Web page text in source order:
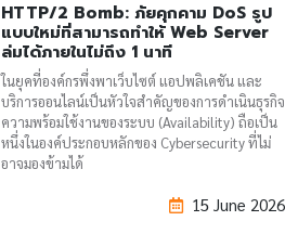
HTTP/2 Bomb: ภัยคุกคาม DoS รูป
แบบใหม่ที่สามารถทำให้ Web Server
ล่มได้ภายในไม่ถึง 1 นาที
ในยุคที่องค์กรพึ่งพาเว็บไซต์ แอปพลิเคชัน และ
บริการออนไลน์เป็นหัวใจสำคัญของการดำเนินธุรกิจ
ความพร้อมใช้งานของระบบ (Availability) ถือเป็น
หนึ่งในองค์ประกอบหลักของ Cybersecurity ที่ไม่
อาจมองข้ามได้
15 June 2026